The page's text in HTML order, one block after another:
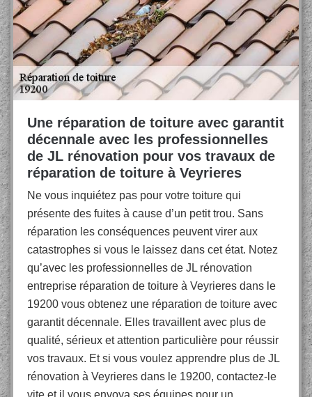
Une réparation de toiture avec garantit
décennale avec les professionnelles
de JL rénovation pour vos travaux de
réparation de toiture à Veyrieres
Ne vous inquiétez pas pour votre toiture qui
présente des fuites à cause d’un petit trou. Sans
réparation les conséquences peuvent virer aux
catastrophes si vous le laissez dans cet état. Notez
qu’avec les professionnelles de JL rénovation
entreprise réparation de toiture à Veyrieres dans le
19200 vous obtenez une réparation de toiture avec
garantit décennale. Elles travaillent avec plus de
qualité, sérieux et attention particulière pour réussir
vos travaux. Et si vous voulez apprendre plus de JL
rénovation à Veyrieres dans le 19200, contactez-le
vite et il vous envoya ses équipes pour un